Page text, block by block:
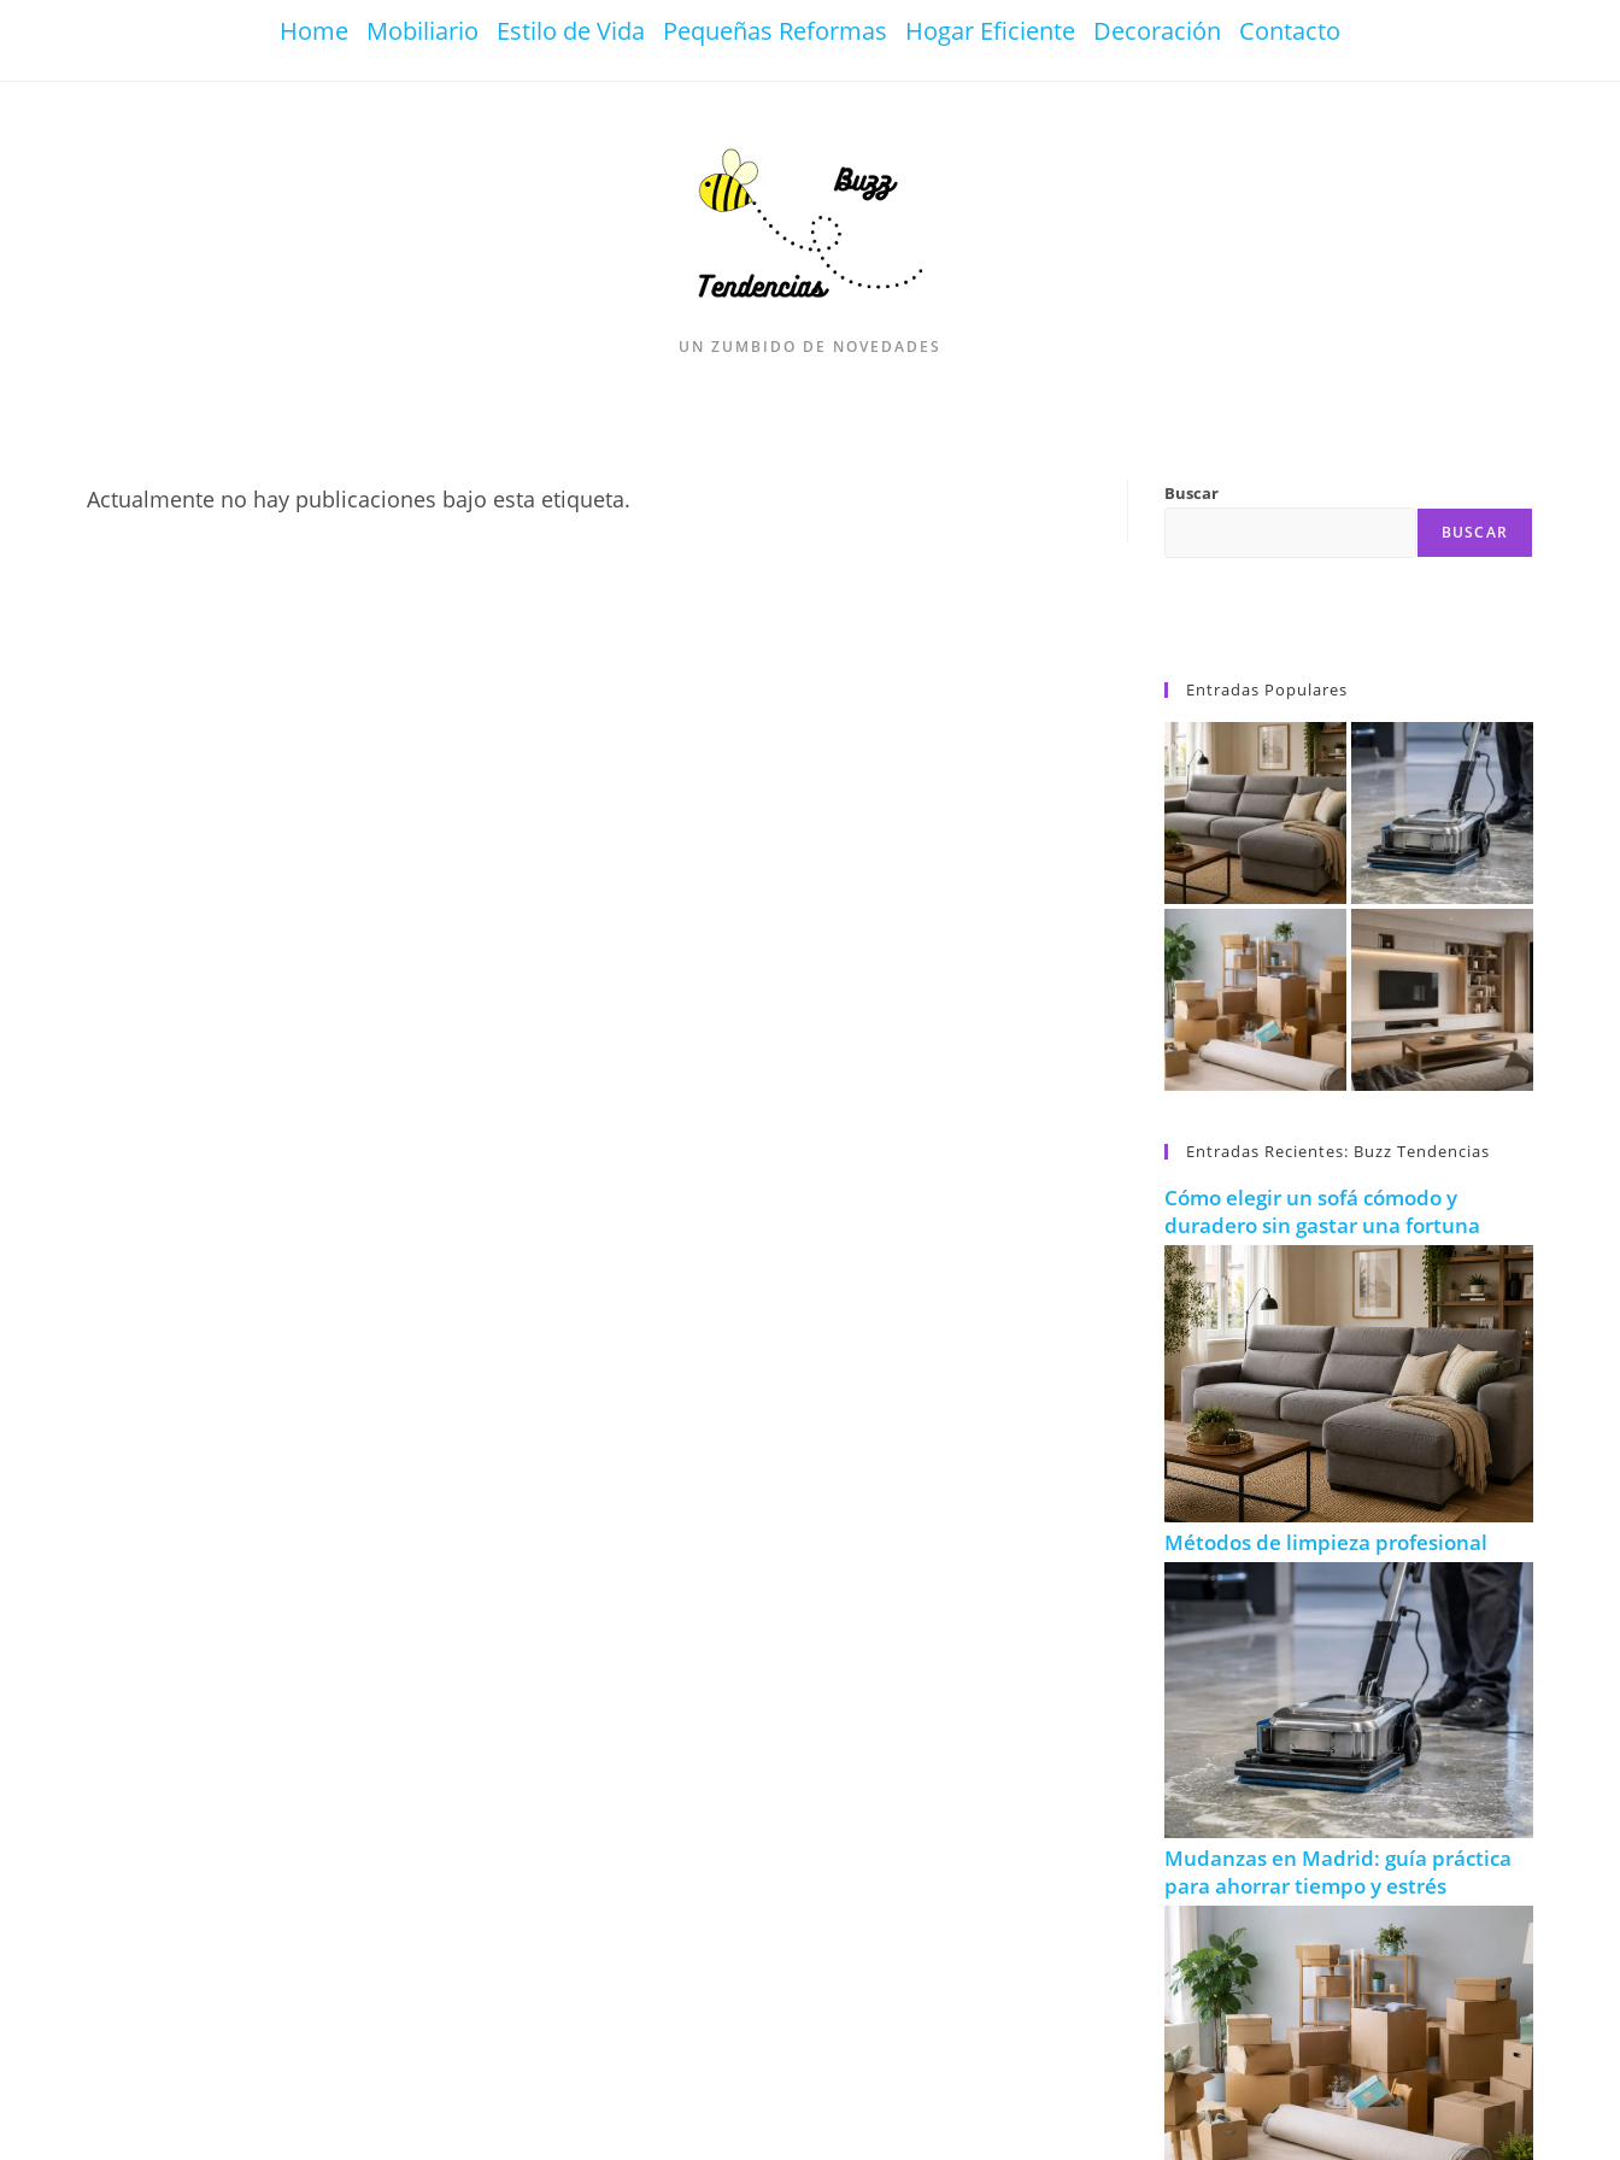
Home Mobiliario Estilo de Vida Pequeñas Reformas Hogar Eficiente Decoración Contacto
UN ZUMBIDO DE NOVEDADES
Actualmente no hay publicaciones bajo esta etiqueta. Buscar
BUSCAR
Entradas Populares
Entradas Recientes: Buzz Tendencias
Cómo elegir un sofá cómodo y
duradero sin gastar una fortuna
Métodos de limpieza profesional
Mudanzas en Madrid: guía práctica
para ahorrar tiempo y estrés